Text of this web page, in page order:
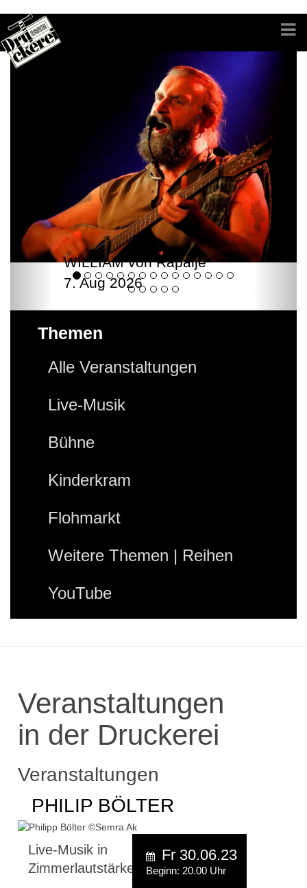
WILLIAM von Rapalje
7. Aug 2026
Themen
Alle Veranstaltungen
Live-Musik
Bühne
Kinderkram
Flohmarkt
Weitere Themen | Reihen
YouTube
Veranstaltungen
in der Druckerei
Veranstaltungen
PHILIP BÖLTER
Live-Musik in
Zimmerlautstärke
Fr 30.06.23
Beginn: 20.00 Uhr